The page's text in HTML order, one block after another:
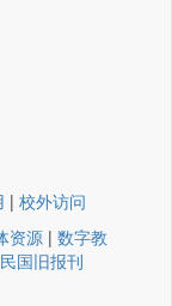
| 校外访问
资源 | 数字教
民国旧报刊